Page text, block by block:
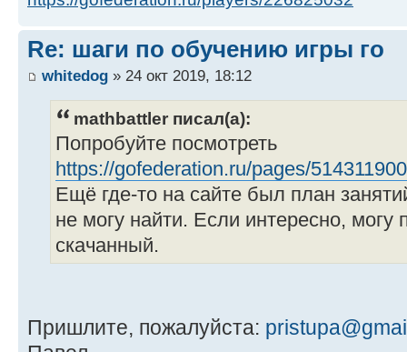
Re: шаги по обучению игры го
whitedog » 24 окт 2019, 18:12
mathbattler писал(а):
Попробуйте посмотреть
https://gofederation.ru/pages/514311900
Ещё где-то на сайте был план
не могу найти. Если интересно, могу
скачанный.
Пришлите, пожалуйста: